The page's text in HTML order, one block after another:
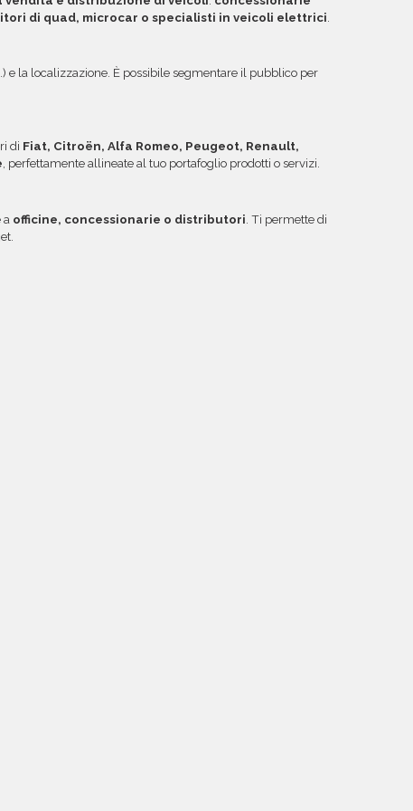
di quad, microcar o specialisti in veicoli elettrici
e la localizzazione. È possibile segmentare il pubblico per
di Fiat, Citroën, Alfa Romeo, Peugeot, Renault,
, perfettamente allineate al tuo portafoglio prodotti o servizi.
a officine, concessionarie o distributori . Ti permette di